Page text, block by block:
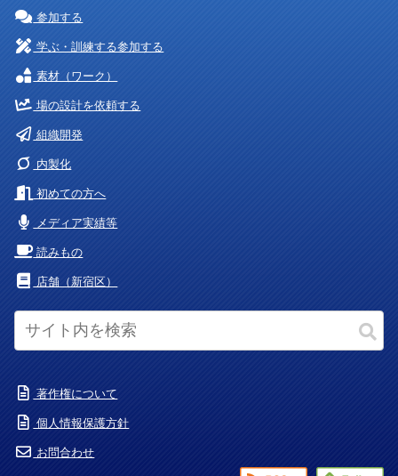
参加する
学ぶ・訓練する参加する
素材（ワーク）
場の設計を依頼する
組織開発
内製化
初めての方へ
メディア実績等
読みもの
店舗（新宿区）
著作権について
個人情報保護方針
お問合わせ